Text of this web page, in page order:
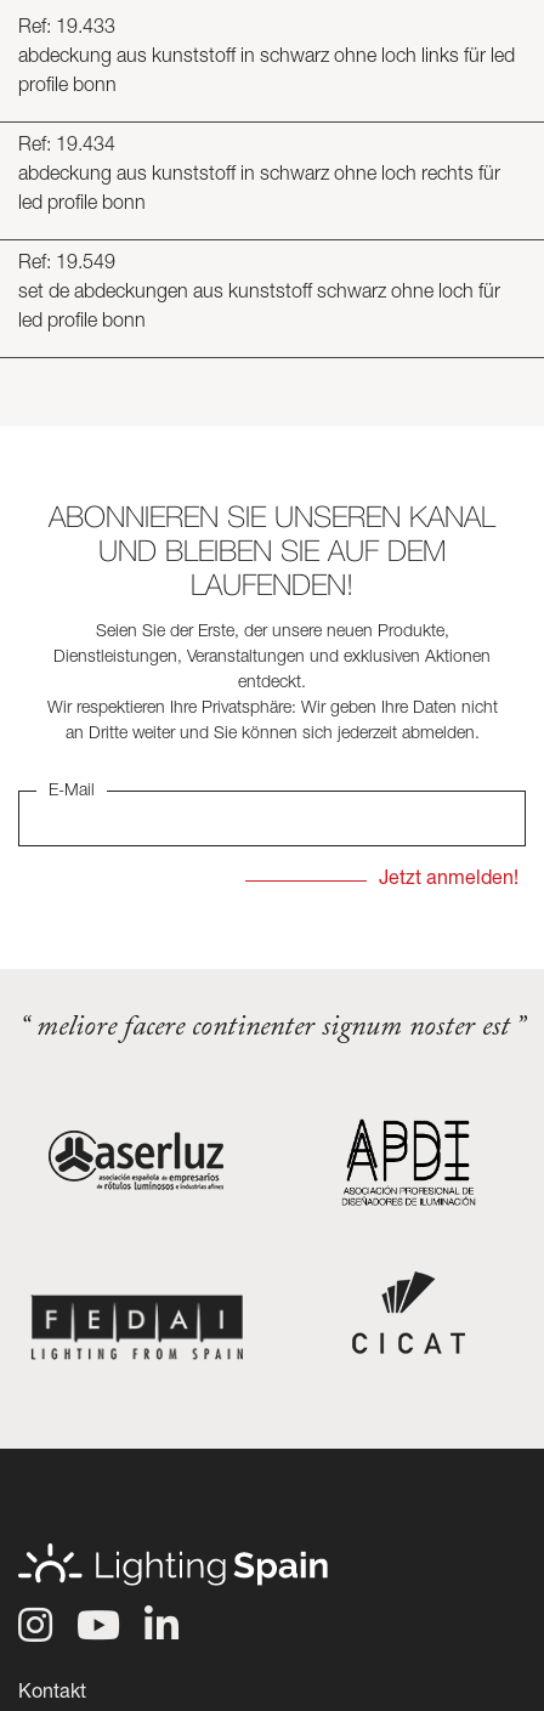
Ref: 19.433
abdeckung aus kunststoff in schwarz ohne loch links für led
profile bonn
Ref: 19.434
abdeckung aus kunststoff in schwarz ohne loch rechts für
led profile bonn
Ref: 19.549
set de abdeckungen aus kunststoff schwarz ohne loch für
led profile bonn
ABONNIEREN SIE UNSEREN KANAL
UND BLEIBEN SIE AUF DEM
LAUFENDEN!
Seien Sie der Erste, der unsere neuen Produkte,
Dienstleistungen, Veranstaltungen und exklusiven Aktionen
entdeckt.
Wir respektieren Ihre Privatsphäre: Wir geben Ihre Daten nicht
an Dritte weiter und Sie können sich jederzeit abmelden.
E-Mail
“ meliore facere continenter signum noster est ”
Kontakt